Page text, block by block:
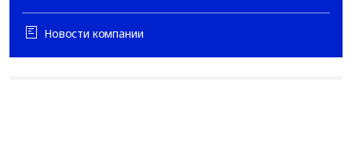
Новости компании